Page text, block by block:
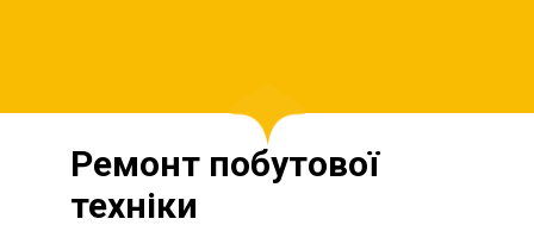
Ремонт побутової
техніки